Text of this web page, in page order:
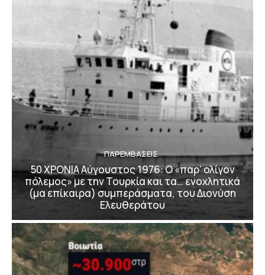
ΠΑΡΕΜΒΑΣΕΙΣ
50 ΧΡΟΝΙΑ Αύγουστος 1976: Ο «παρ’ ολίγον
πόλεμος» με την Τουρκία και τα… ενοχλητικά
(μα επίκαιρα) συμπεράσματα, του Διονύση
Ελευθεράτου